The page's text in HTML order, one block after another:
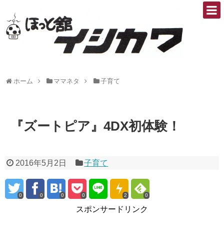
ホーム ママネタ 子育て
『ズートピア』4DX初体験！
2016年5月2日 子育て
0 0 0 0 2 0
スポンサードリンク